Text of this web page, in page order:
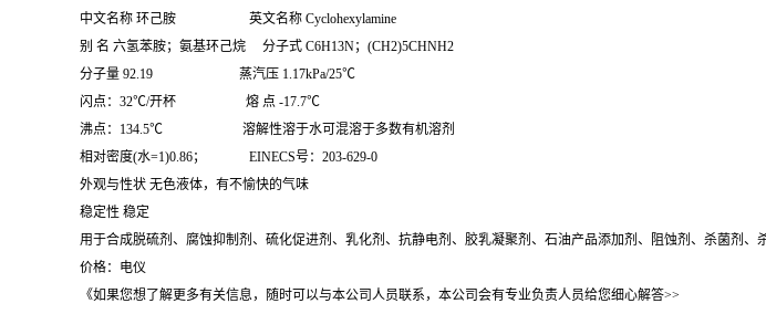
中文名称 环己胺 英文名称 Cyclohexylamine
别 名 六氢苯胺；氨基环己烷 分子式 C6H13N；(CH2)5CHNH2
分子量 92.19 蒸汽压 1.17kPa/25℃
闪点：32℃/开杯 熔 点 -17.7℃
沸点：134.5℃ 溶解性溶于水可混溶于多数有机溶剂
相对密度(水=1)0.86； EINECS号：203-629-0
外观与性状 无色液体，有不愉快的气味
稳定性 稳定
用于合成脱硫剂、腐蚀抑制剂、硫化促进剂、乳化剂、抗静电剂、胶乳凝聚剂、石油产品添加剂、阻蚀剂、杀菌剂、
价格：电仪
《如果您想了解更多有关信息，随时可以与本公司人员联系，本公司会有专业负责人员给您细心解答>>